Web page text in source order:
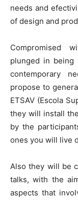
needs and
of design and
Compromised
plunged in
contemporary
propose to
ETSAV (Escola
they will install
by the
ones you will live
Also they will be
talks, with the
aspects that